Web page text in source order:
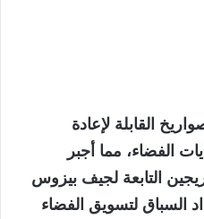
القابلة لإعادة
الفضاء، مما أجبر
التابعة لجيف بيزوس
السباق لتسويق الفضاء